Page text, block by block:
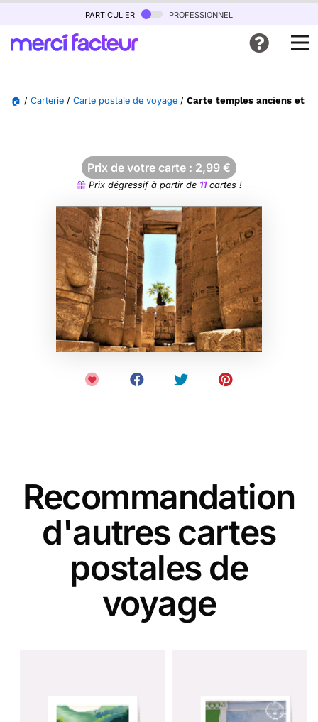
particulier professionnel
🏠 / Carterie / Carte postale de voyage / Carte temples anciens et
Prix de votre carte : 2,99 €
Prix dégressif à partir de 11cartes !
Recommandation
d'autres cartes
postales de
voyage